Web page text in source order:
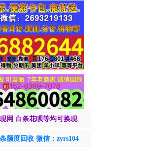
网 白条花呗等均可换现
额度回收 微信：zyrs104